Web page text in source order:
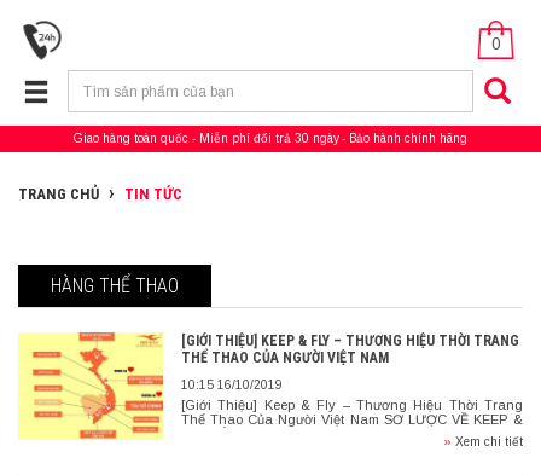
0
Giao hàng toàn quốc Miễn phí đổi trả 30 ngày Bảo hành chính hãng
TRANG CHỦ TIN TỨC
HÀNG THỂ THAO
[GIỚI THIỆU] KEEP & FLY – THƯƠNG HIỆU THỜI TRANG
THỂ THAO CỦA NGƯỜI VIỆT NAM
10:15 16/10/2019
[Giới Thiệu] Keep & Fly – Thương Hiệu Thời Trang
Thể Thao Của Người Việt Nam SƠ LƯỢC VỀ KEEP &
FLY VIỆT NAM Hãng thể thao Keep & Fly […]
» Xem chi tiết